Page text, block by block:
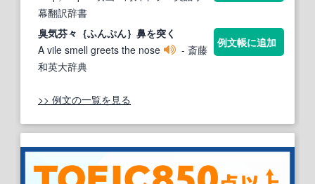
幕翻訳辞書
臭気芬々｛ふんぷん｝鼻を突く
A vile smell greets the nose
- 斎藤
和英大辞典
例文帳に追加
>> 例文の一覧を見る